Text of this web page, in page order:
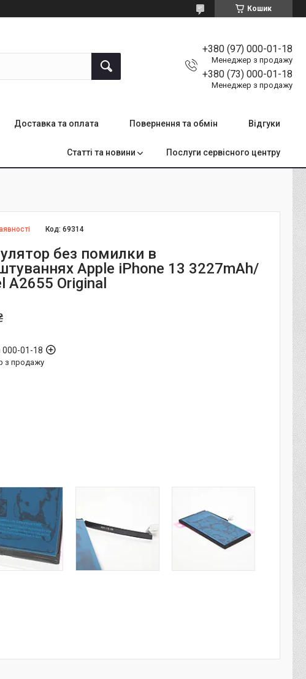
Кошик
+380 (97) 000-01-18
Менеджер з продажу
+380 (73) 000-01-18
Менеджер з продажу
Доставка та оплата Повернення та обмін Відгуки
Статті та новини Послуги сервісного центру
Код:69314
без помилки в
Apple iPhone 13 3227mAh/
A2655 Original
000-01-18
з продажу